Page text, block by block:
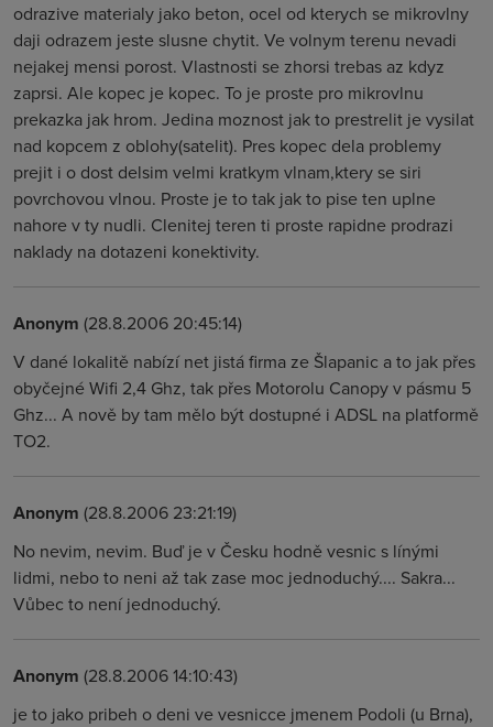
odrazive materialy jako beton, ocel od kterych se mikrovlny
daji odrazem jeste slusne chytit. Ve volnym terenu nevadi
nejakej mensi porost. Vlastnosti se zhorsi trebas az kdyz
zaprsi. Ale kopec je kopec. To je proste pro mikrovlnu
prekazka jak hrom. Jedina moznost jak to prestrelit je vysilat
nad kopcem z oblohy(satelit). Pres kopec dela problemy
prejit i o dost delsim velmi kratkym vlnam,ktery se siri
povrchovou vlnou. Proste je to tak jak to pise ten uplne
nahore v ty nudli. Clenitej teren ti proste rapidne prodrazi
naklady na dotazeni konektivity.
Anonym (28.8.2006 20:45:14)
V dané lokalitě nabízí net jistá firma ze Šlapanic a to jak přes
obyčejné Wifi 2,4 Ghz, tak přes Motorolu Canopy v pásmu 5
Ghz... A nově by tam mělo být dostupné i ADSL na platformě
TO2.
Anonym (28.8.2006 23:21:19)
No nevim, nevim. Buď je v Česku hodně vesnic s línými
lidmi, nebo to neni až tak zase moc jednoduchý.... Sakra...
Vůbec to není jednoduchý.
Anonym (28.8.2006 14:10:43)
je to jako pribeh o deni ve vesnicce jmenem Podoli (u Brna),